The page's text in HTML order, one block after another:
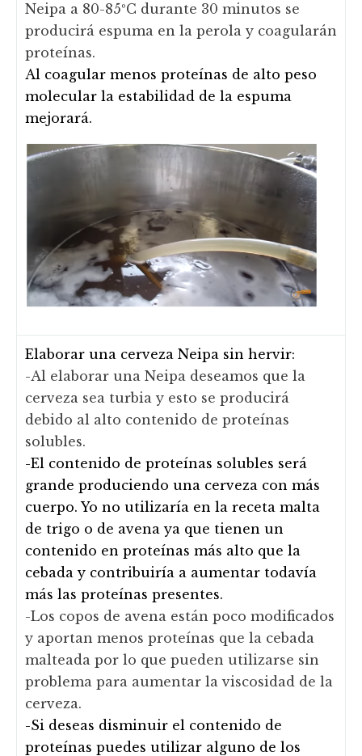
Neipa a 80-85ºC durante 30 minutos se
producirá espuma en la perola y coagularán
proteínas.
Al coagular menos proteínas de alto peso
molecular la estabilidad de la espuma
mejorará.
Elaborar una cerveza Neipa sin hervir:
-Al elaborar una Neipa deseamos que la
cerveza sea turbia y esto se producirá
debido al alto contenido de proteínas
solubles.
-El contenido de proteínas solubles será
grande produciendo una cerveza con más
cuerpo. Yo no utilizaría en la receta malta
de trigo o de avena ya que tienen un
contenido en proteínas más alto que la
cebada y contribuiría a aumentar todavía
más las proteínas presentes.
-Los copos de avena están poco modificados
y aportan menos proteínas que la cebada
malteada por lo que pueden utilizarse sin
problema para aumentar la viscosidad de la
cerveza.
-Si deseas disminuir el contenido de
proteínas puedes utilizar alguno de los